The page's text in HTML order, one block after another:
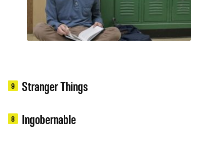
9 Stranger Things
8 Ingobernable